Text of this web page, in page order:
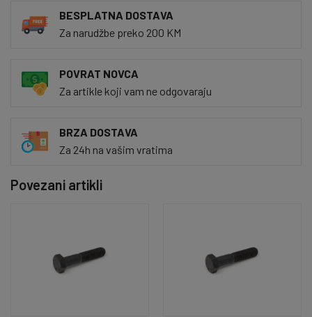
BESPLATNA DOSTAVA
Za narudžbe preko 200 KM
POVRAT NOVCA
Za artikle koji vam ne odgovaraju
BRZA DOSTAVA
Za 24h na vašim vratima
Povezani artikli